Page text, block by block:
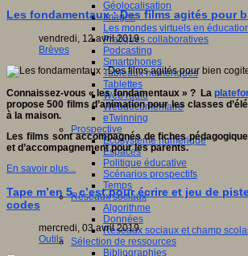
Géolocalisation
Images
Les mondes virtuels en
Pratiques collaboratives
Podcasting
Smartphones
Tableaux numériques
Tablettes
Web radio
Webdocumentaire
eTwinning
Prospective
Ecosystème numérique
Espaces
Politique éducative
Scénarios prospectifs
Temps
Réseaux sociaux
Algorithme
Données
Réseaux sociaux et champ
Sélection de ressources
Bibliographies
Les fondamentaux : Des films agités pour
vendredi, 12 avril 2019
Brèves
Connaissez-vous « les fondamentaux » ? La
propose 500 films d’animation pour les classes
à la maison.
Les films sont accompagnés de fiches
et d’accompagnement pour les parents.
En savoir plus...
Tape m’en 5, c’est pour écrire et jeu de
codes
mercredi, 03 avril 2019
Outils